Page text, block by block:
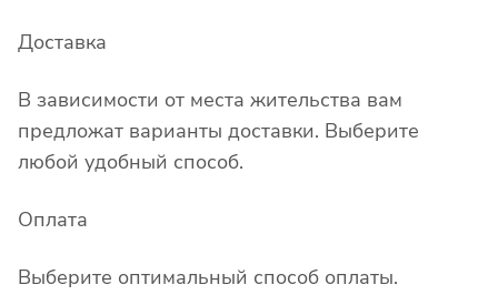
Доставка
В зависимости от места жительства вам
предложат варианты доставки. Выберите
любой удобный способ.
Оплата
Выберите оптимальный способ оплаты.